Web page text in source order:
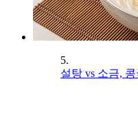
5.
설탕 vs 소금,